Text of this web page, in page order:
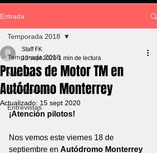
Entrada
Temporada 2018
Noticias
Convocatorias
Entrevistas
Temporada 2018
Pruebas de Motor TM en
Autódromo Monterrey
Staff FK
13 sept 2020 1 min de lectura
Actualizado: 15 sept 2020
¡Atención pilotos!
Nos vemos este viernes 18 de
septiembre en Autódromo Monterrey